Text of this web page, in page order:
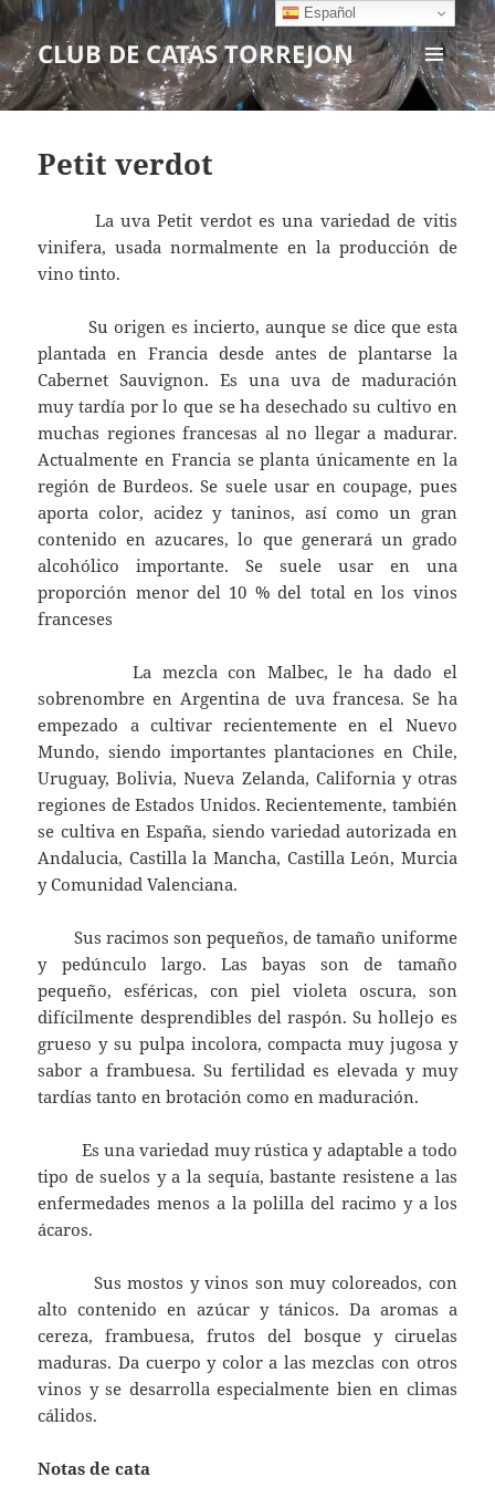
CLUB DE CATAS TORREJON
MENÚ
Y
Petit verdot
La uva Petit verdot es una variedad de vitis
vinifera, usada normalmente en la producción de
vino tinto.
Su origen es incierto, aunque se dice que esta
plantada en Francia desde antes de plantarse la
Cabernet Sauvignon. Es una uva de maduración
muy tardía por lo que se ha desechado su cultivo en
muchas regiones francesas al no llegar a madurar.
Actualmente en Francia se planta únicamente en la
región de Burdeos. Se suele usar en coupage, pues
aporta color, acidez y taninos, así como un gran
contenido en azucares, lo que generará un grado
alcohólico importante. Se suele usar en una
proporción menor del 10 % del total en los vinos
franceses
La mezcla con Malbec, le ha dado el
sobrenombre en Argentina de uva francesa. Se ha
empezado a cultivar recientemente en el Nuevo
Mundo, siendo importantes plantaciones en Chile,
Uruguay, Bolivia, Nueva Zelanda, California y otras
regiones de Estados Unidos. Recientemente, también
se cultiva en España, siendo variedad autorizada en
Andalucia, Castilla la Mancha, Castilla León, Murcia
y Comunidad Valenciana.
Sus racimos son pequeños, de tamaño uniforme
y pedúnculo largo. Las bayas son de tamaño
pequeño, esféricas, con piel violeta oscura, son
difícilmente desprendibles del raspón. Su hollejo es
grueso y su pulpa incolora, compacta muy jugosa y
sabor a frambuesa. Su fertilidad es elevada y muy
tardías tanto en brotación como en maduración.
Es una variedad muy rústica y adaptable a todo
tipo de suelos y a la sequía, bastante resistene a las
enfermedades menos a la polilla del racimo y a los
ácaros.
Sus mostos y vinos son muy coloreados, con
alto contenido en azúcar y tánicos. Da aromas a
cereza, frambuesa, frutos del bosque y ciruelas
maduras. Da cuerpo y color a las mezclas con otros
vinos y se desarrolla especialmente bien en climas
cálidos.
Notas de cata
Español